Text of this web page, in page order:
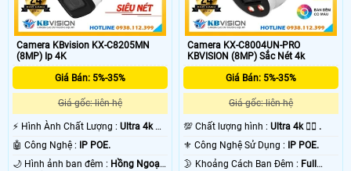
Camera KBvision KX-C8205MN
(8MP) Ip 4K
Giá Bán: 5%-35%
Giá gốc: liên hệ
️⚡ Hình Ành Chất Lượng : Ultra 4k 👍🏾
.
🤖️ Công Nghệ :
IP POE.
🌙 Hình ảnh ban đêm : Hồng Ngoại
Camera KX-C8004UN-PRO
KBVISION (8MP) Sắc Nét 4k
Giá Bán: 5%-35%
Giá gốc: liên hệ
💯 Chất lượng hình :Ultra 4k 👍🏾 .
⚜️ Công Nghệ Sử Dụng :
IP POE.
🌛 Khoảng Cách Ban Đêm : Full